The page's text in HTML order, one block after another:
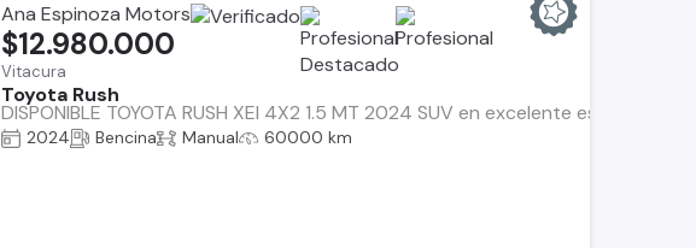
Ana Espinoza Motors
Vitacura
Toyota Rush
DISPONIBLE TOYOTA RUSH XEI 4X2 1.5 MT 2024 SUV en excelente estado,
$12.980.000
2024 Bencina Manual 60000 km